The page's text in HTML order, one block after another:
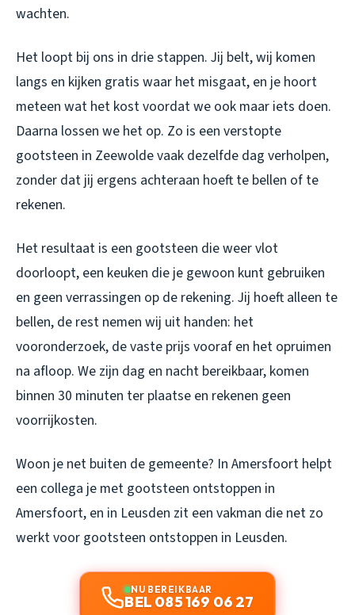
wachten.
Het loopt bij ons in drie stappen. Jij belt, wij komen
langs en kijken gratis waar het misgaat, en je hoort
meteen wat het kost voordat we ook maar iets doen.
Daarna lossen we het op. Zo is een verstopte
gootsteen in Zeewoldevaak dezelfde dag verholpen,
zonder dat jij ergens achteraan hoeft te bellen of te
rekenen.
Het resultaat is een gootsteen die weer vlot
doorloopt, een keuken die je gewoon kunt gebruiken
en geen verrassingen op de rekening. Jij hoeft alleen te
bellen, de rest nemen wij uit handen: het
vooronderzoek, de vaste prijs vooraf en het opruimen
na afloop. We zijn dag en nacht bereikbaar, komen
binnen 30 minuten ter plaatse en rekenen geen
voorrijkosten.
Woon je net buiten de gemeente? In Amersfoort helpt
een collega je met gootsteen ontstoppen in
Amersfoort, en in Leusden zit een vakman die net zo
werkt voor gootsteen ontstoppen in Leusden.
NU BEREIKBAAR
BEL 085 169 06 27